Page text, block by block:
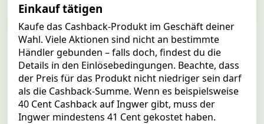
Einkauf tätigen
Kaufe das Cashback-Produkt im Geschäft deiner
Wahl. Viele Aktionen sind nicht an bestimmte
Händler gebunden – falls doch, findest du die
Details in den Einlösebedingungen. Beachte, dass
der Preis für das Produkt nicht niedriger sein darf
als die Cashback-Summe. Wenn es beispielsweise
40 Cent Cashback auf Ingwer gibt, muss der
Ingwer mindestens 41 Cent gekostet haben.